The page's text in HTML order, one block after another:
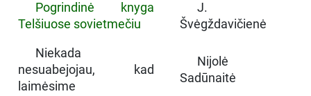
Pogrindinė knyga
Telšiuose sovietmečiu
J.
Švėgždavičienė
Niekada
nesuabejojau, kad
laimėsime
Nijolė
Sadūnaitė